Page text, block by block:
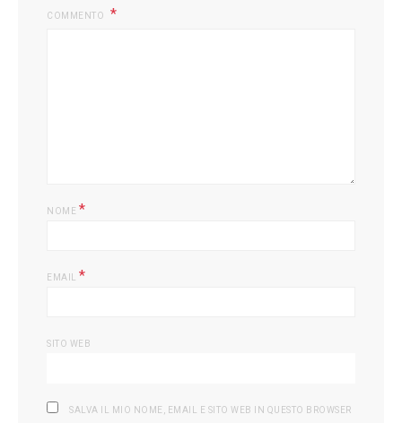
COMMENTO
NOME *
EMAIL *
SITO WEB
SALVA IL MIO NOME, EMAIL E SITO WEB IN QUESTO BROWSER